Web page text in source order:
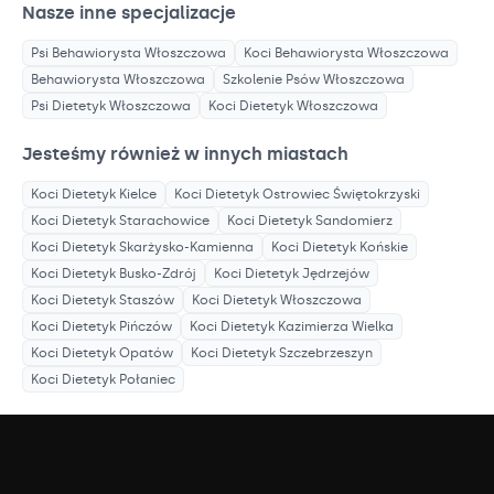
Nasze inne specjalizacje
Psi Behawiorysta Włoszczowa Koci Behawiorysta Włoszczowa
Behawiorysta Włoszczowa Szkolenie Psów Włoszczowa
Psi Dietetyk Włoszczowa Koci Dietetyk Włoszczowa
Jesteśmy również w innych miastach
Koci Dietetyk Kielce Koci Dietetyk Ostrowiec Świętokrzyski
Koci Dietetyk Starachowice Koci Dietetyk Sandomierz
Koci Dietetyk Skarżysko-Kamienna Koci Dietetyk Końskie
Koci Dietetyk Busko-Zdrój Koci Dietetyk Jędrzejów
Koci Dietetyk Staszów Koci Dietetyk Włoszczowa
Koci Dietetyk Pińczów Koci Dietetyk Kazimierza Wielka
Koci Dietetyk Opatów Koci Dietetyk Szczebrzeszyn
Koci Dietetyk Połaniec